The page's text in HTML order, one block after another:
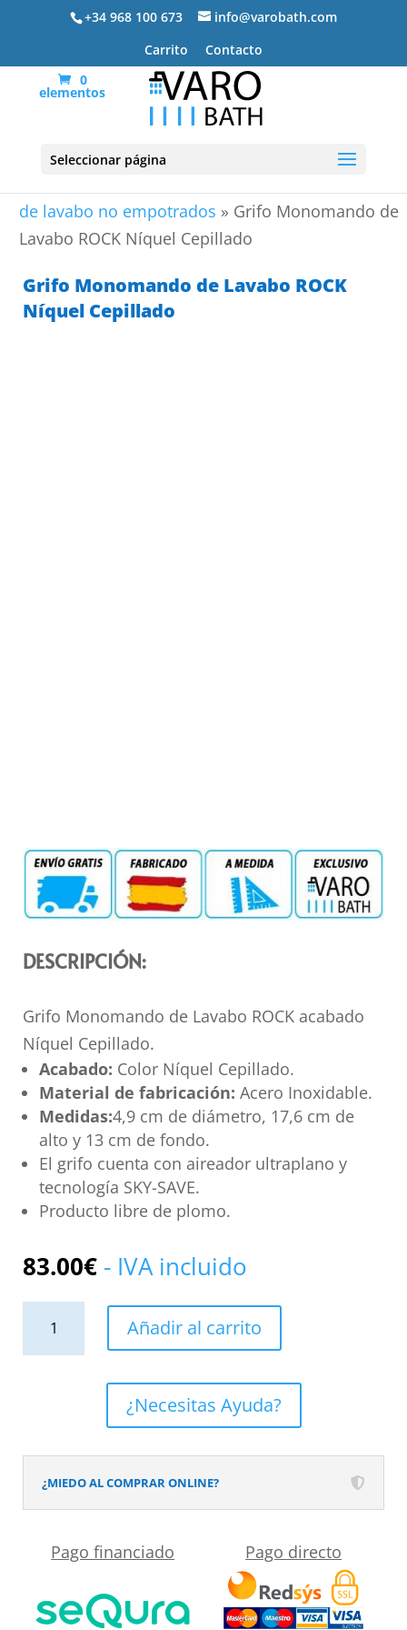
+34 968 100 673
info@varobath.com
Carrito
Contacto
0
elementos
Seleccionar página
de lavabo no empotrados » Grifo Monomando de
Lavabo ROCK Níquel Cepillado
Grifo Monomando de Lavabo ROCK
Níquel Cepillado
DESCRIPCIÓN:
Grifo Monomando de Lavabo ROCK acabado
Níquel Cepillado.
Acabado: Color Níquel Cepillado.
Material de fabricación: Acero Inoxidable.
Medidas:4,9 cm de diámetro, 17,6 cm de
alto y 13 cm de fondo.
El grifo cuenta con aireador ultraplano y
tecnología SKY-SAVE.
Producto libre de plomo.
83.00€ - IVA incluido
Níquel
Cepillado
cantidad
Añadir al carrito
¿Necesitas Ayuda?
¿MIEDO AL COMPRAR ONLINE?
Pago financiado Pago directo